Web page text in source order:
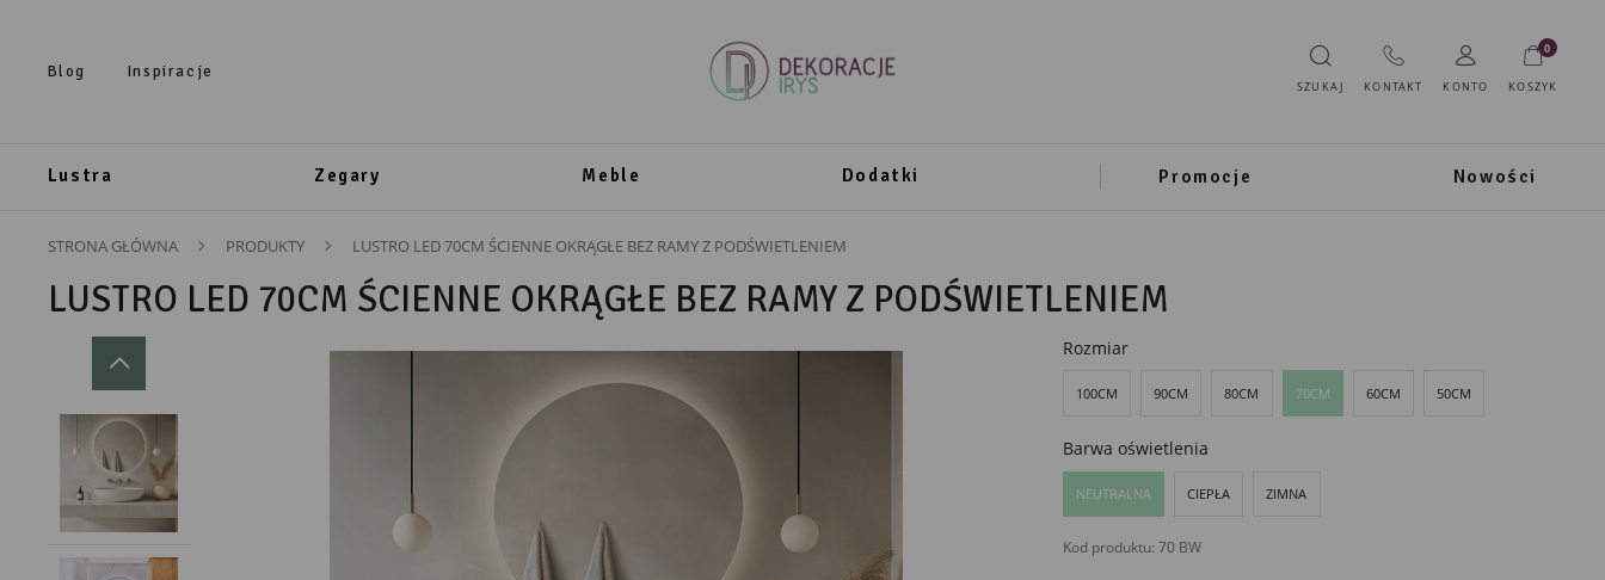
Blog Inspiracje
SZUKAJ KONTAKT KONTO KOSZYK
0
Lustra Zegary Meble Dodatki Promocje Nowości
STRONA GŁÓWNA PRODUKTY LUSTRO LED 70CM ŚCIENNE OKRĄGŁE BEZ RAMY Z PODŚWIETLENIEM
LUSTRO LED 70CM ŚCIENNE OKRĄGŁE BEZ RAMY Z PODŚWIETLENIEM
Rozmiar
100CM 90CM 80CM 70CM 60CM 50CM
Barwa oświetlenia
NEUTRALNA CIEPŁA ZIMNA
Kod produktu: 70 BW